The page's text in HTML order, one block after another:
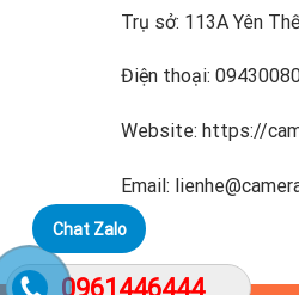
Trụ sở: 113A Yên
Điện thoại:
Website: https://
Email:
Chat Zalo
0961446444